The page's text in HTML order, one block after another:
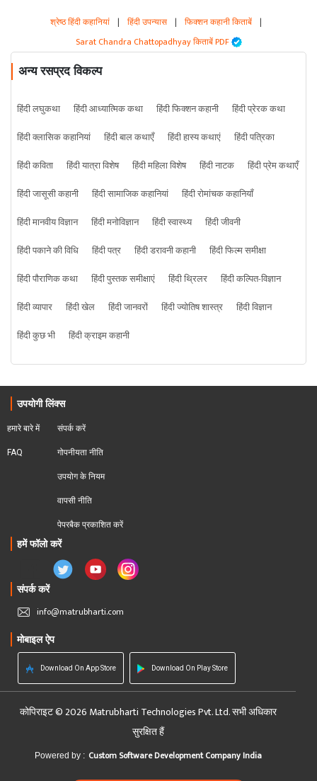
श्रेष्ठ हिंदी कहानियां | हिंदी उपन्यास | फिक्शन कहानी किताबें |
Sarat Chandra Chattopadhyay किताबें PDF
अन्य रसप्रद विकल्प
हिंदी लघुकथा हिंदी आध्यात्मिक कथा हिंदी फिक्शन कहानी
हिंदी प्रेरक कथा
हिंदी क्लासिक कहानियां
हिंदी बाल कथाएँ हिंदी हास्य कथाएं
हिंदी पत्रिका
हिंदी कविता
हिंदी यात्रा विशेष हिंदी महिला विशेष हिंदी नाटक
हिंदी प्रेम कथाएँ
हिंदी जासूसी कहानी
हिंदी सामाजिक कहानियां
हिंदी रोमांचक कहानियाँ
हिंदी मानवीय विज्ञान
हिंदी मनोविज्ञान हिंदी स्वास्थ्य
हिंदी जीवनी
हिंदी पकाने की विधि
हिंदी पत्र हिंदी डरावनी कहानी
हिंदी फिल्म समीक्षा
हिंदी पौराणिक कथा
हिंदी पुस्तक समीक्षाएं हिंदी थ्रिलर
हिंदी कल्पित-विज्ञान
हिंदी व्यापार
हिंदी खेल हिंदी जानवरों हिंदी ज्योतिष शास्त्र
हिंदी विज्ञान
हिंदी कुछ भी
हिंदी क्राइम कहानी
उपयोगी लिंक्स
हमारे बारे में
FAQ
संपर्क करें
गोपनीयता नीति
उपयोग के नियम
वापसी नीति
पेपरबैक प्रकाशित करें
हमें फॉलो करें
संपर्क करें
info@matrubharti.com
मोबाइल ऐप
Download On App Store Download On Play Store
कोपिराइट © 2026 Matrubharti Technologies Pvt. Ltd. सभी अधिकार
सुरक्षित हैं
Powered by : Custom Software Development Company India